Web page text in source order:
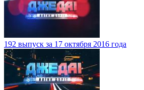
192 выпуск за 17 октября 2016 года